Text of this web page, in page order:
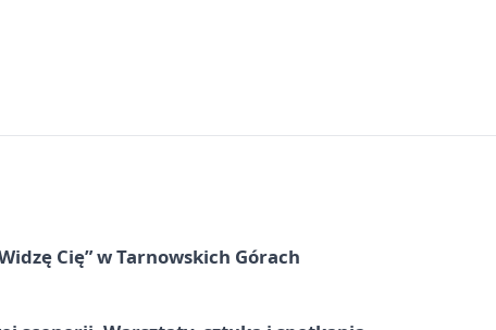
Cię” w Tarnowskich Górach